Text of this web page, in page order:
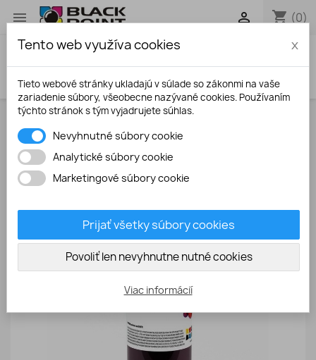
 shopping_cart (0)

search
magenta 100ml vodorozpustný atrament
Tento web využíva cookies x
Tieto webové stránky ukladajú v súlade so zákonmi na vaše
zariadenie súbory, všeobecne nazývané cookies. Používaním
týchto stránok s tým vyjadrujete súhlas.
Nevyhnutné súbory cookie
Analytické súbory cookie
Marketingové súbory cookie
Prijať všetky súbory cookies
Povoliť len nevyhnutne nutné cookies
Viac informácií